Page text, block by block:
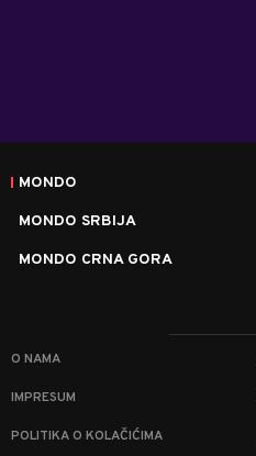
MONDO
MONDO SRBIJA
MONDO CRNA GORA
O NAMA
IMPRESUM
POLITIKA O KOLAČIĆIMA